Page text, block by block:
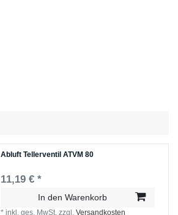
Abluft Tellerventil ATVM 80
11,19 € *
In den Warenkorb
*inkl. ges. MwSt. zzgl.Versandkosten